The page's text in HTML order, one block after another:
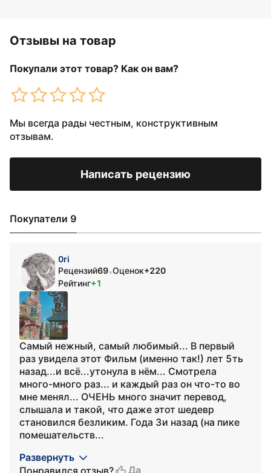
Отзывы на товар
Покупали этот товар? Как он вам?
Мы всегда рады честным, конструктивным
отзывам.
Написать рецензию
Покупатели 9
0ri
Рецензий69•Оценок+220
Рейтинг+1
Самый нежный, самый любимый... В первый
раз увидела этот Фильм (именно так!) лет 5ть
назад...и всё...утонула в нём... Смотрела
много-много раз... и каждый раз он что-то во
мне менял... ОЧЕНЬ много значит перевод,
слышала и такой, что даже этот шедевр
становился безликим. Года 3и назад (на пике
помешательств...
Развернуть
Понравился отзыв?
Да